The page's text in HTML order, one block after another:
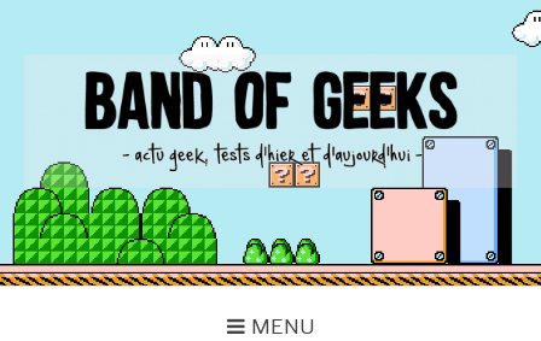
BAND OF GEEKS
Actu Geek d'hier et d'aujourd'hui
MENU